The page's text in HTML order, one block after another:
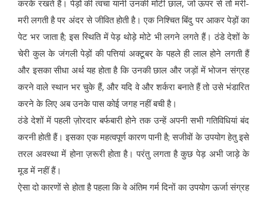
करके रखते हैं। पेड़ों की त्वचा यानी उनकी मोटी छाल, जो ऊपर से तो मरी-
मरी लगती है पर अंदर से जीवित होती है। एक निश्चित बिंदु पर आकर पेड़ों का
पेट भर जाता है; इस स्थिति में पेड़ थोड़े मोटे भी लगने लगते हैं। ठंडे देशों के
चेरी कुल के जंगली पेड़ों की पत्तियां अक्टूबर के पहले ही लाल होने लगती हैं
और इसका सीधा अर्थ यह होता है कि उनकी छाल और जड़ों में भोजन संग्रह
करने वाले स्थान भर चुके हैं, और यदि वे और शर्करा बनाते हैं तो उसे भंडारित
करने के लिए अब उनके पास कोई जगह नहीं बची है।
ठंडे देशों में पहली ज़ोरदार बर्फबारी होने तक उन्हें अपनी सभी गतिविधियां बंद
करनी होती हैं। इसका एक महत्वपूर्ण कारण पानी है; सजीवों के उपयोग हेतु इसे
तरल अवस्था में होना ज़रूरी होता है। परंतु लगता है कुछ पेड़ अभी जाड़े के
मूड में नहीं हैं।
ऐसा दो कारणों से होता है पहला कि वे अंतिम गर्म दिनों का उपयोग ऊर्जा संग्रह